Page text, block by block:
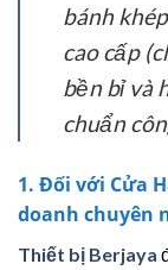
bánh
cao cấp
bền bỉ và
chuẩn
1. Đối với Cửa
doanh chuyên
Thiết bị Berjaya